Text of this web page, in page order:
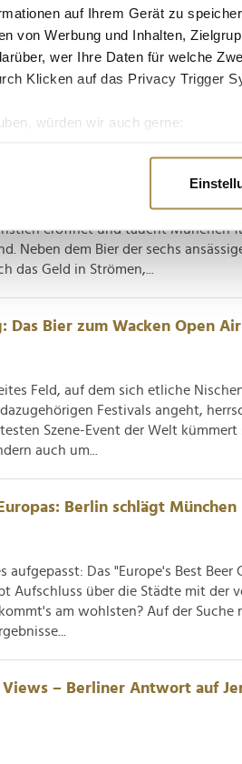
auf Ihrem Gerät zu
von Werbung und Inhalten,
wer Ihre Daten für welche
Klicken auf das Privacy Trigger
würden wir auch gerne:
darüber, wie Ihre persönlichen
um Inhalte und Anzeigen zu
Partner für soziale Medien,
weiteren Daten zusammen, die
haben.
viele Menschen einen Monat lang
zu verbessern. Ausgerechnet
im EU-Vergleich
Deutschland...
Maß zum Milliardengeschäft
Das 190. Oktoberfest
eröffnet und taucht München
Neben dem Bier der sechs
das Geld in Strömen,...
Das Bier zum Wacken Open Air
Feld, auf dem sich etliche
Festivals angeht,
Szene-Event der Welt
auch um...
Berlin schlägt München
aufgepasst: Das "Europe's Best Beer
Aufschluss über die Städte mit der
am wohlsten? Auf der Suche
Views – Berliner Antwort auf